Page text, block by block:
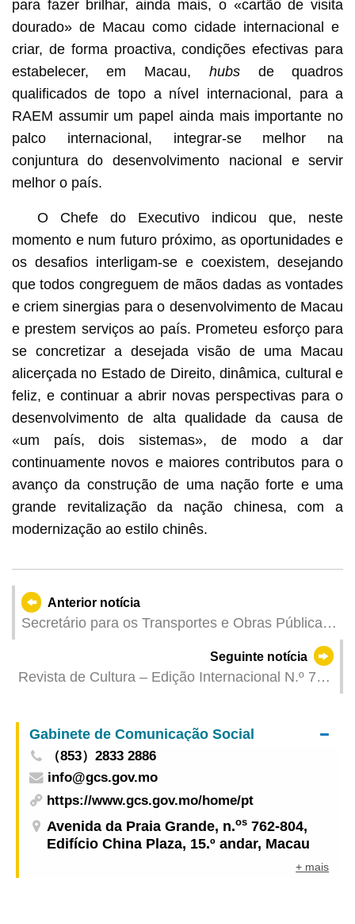
para fazer brilhar, ainda mais, o «cartão de visita
dourado» de Macau como cidade internacional e
criar, de forma proactiva, condições efectivas para
estabelecer, em Macau, hubs de quadros
qualificados de topo a nível internacional, para a
RAEM assumir um papel ainda mais importante no
palco internacional, integrar-se melhor na
conjuntura do desenvolvimento nacional e servir
melhor o país.
O Chefe do Executivo indicou que, neste
momento e num futuro próximo, as oportunidades e
os desafios interligam-se e coexistem, desejando
que todos congreguem de mãos dadas as vontades
e criem sinergias para o desenvolvimento de Macau
e prestem serviços ao país. Prometeu esforço para
se concretizar a desejada visão de uma Macau
alicerçada no Estado de Direito, dinâmica, cultural e
feliz, e continuar a abrir novas perspectivas para o
desenvolvimento de alta qualidade da causa de
«um país, dois sistemas», de modo a dar
continuamente novos e maiores contributos para o
avanço da construção de uma nação forte e uma
grande revitalização da nação chinesa, com a
modernização ao estilo chinês.
Anterior notícia
Secretário para os Transportes e Obras Públicas
Associações dos Moradores de Macau relativas
às linhas de acção governativa de 2025
Seguinte notícia
Revista de Cultura – Edição Internacional N.º 76
Gabinete de Comunicação Social
（853）2833 2886
info@gcs.gov.mo
https://www.gcs.gov.mo/home/pt
Avenida da Praia Grande, n.os 762-804,
Edifício China Plaza, 15.º andar, Macau
+ mais